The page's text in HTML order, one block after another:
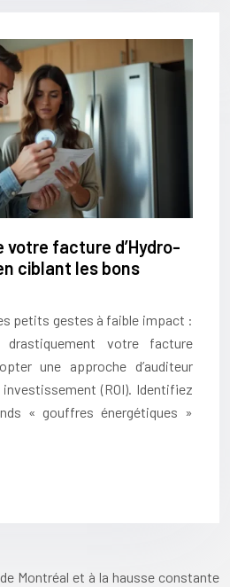
votre facture d’Hydro-
ciblant les bons
petits gestes à faible impact :
votre facture
une approche d’auditeur
(ROI). Identifiez
« gouffres énergétiques »
Montréal et à la hausse constante